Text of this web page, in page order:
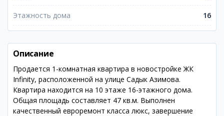
Этажность дома 16
Описание
Продается 1-комнатная квартира в новостройке ЖК
Infinity, расположенной на улице Садык Азимова.
Квартира находится на 10 этаже 16-этажного дома.
Общая площадь составляет 47 кв.м. Выполнен
качественный евроремонт класса люкс, завершение